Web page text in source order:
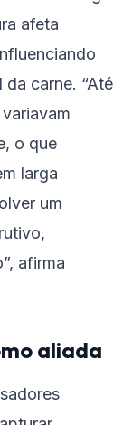
afeta
carne. “Até
o que
larga
um
afirma
aliada